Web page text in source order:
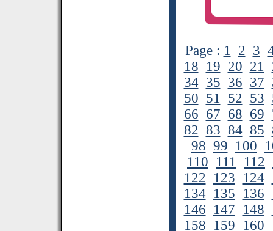
Page : 1 2 3
18 19 20 21
34 35 36 37
50 51 52 53
66 67 68 69
82 83 84 85
98 99 100
110 111 112
122 123 124
134 135 136
146 147 148
158 159 160